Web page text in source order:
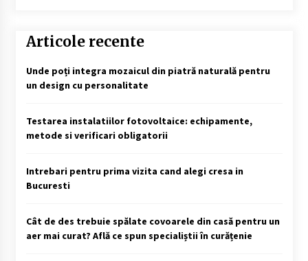
Articole recente
Unde poți integra mozaicul din piatră naturală pentru
un design cu personalitate
Testarea instalatiilor fotovoltaice: echipamente,
metode si verificari obligatorii
Intrebari pentru prima vizita cand alegi cresa in
Bucuresti
Cât de des trebuie spălate covoarele din casă pentru un
aer mai curat? Află ce spun specialiștii în curățenie